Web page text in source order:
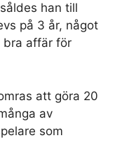
han till
på 3 år, något
bra affär för
att göra 20
av
som